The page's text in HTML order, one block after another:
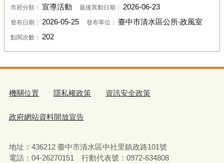
市府分類： 宣導活動 最後異動日期： 2026-06-23
發布日期： 2026-05-25 發布單位： 臺中市清水區公所‧政風室
點閱次數： 202
機關位置 隱私權政策 資訊安全政策
政府網站資料開放宣告
地址：436212 臺中市清水區中社里鎮政路101號
電話：04-26270151 行動代表號：0972-634808